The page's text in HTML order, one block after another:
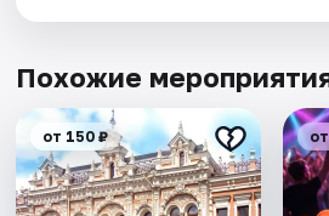
Похожие
от 150 ₽